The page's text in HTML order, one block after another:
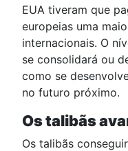
EUA tiveram que
europeias uma
internacionais. O
se consolidará ou
como se
no futuro próximo.
Os talibãs
Os talibãs